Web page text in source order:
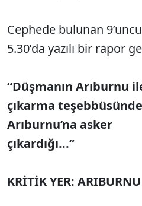
Cephede bulunan
5.30’da yazılı bir rapor
“Düşmanın Arıburnu
çıkarma
Arıburnu’na asker
çıkardığı...”
KRİTİK YER: ARIBURNU